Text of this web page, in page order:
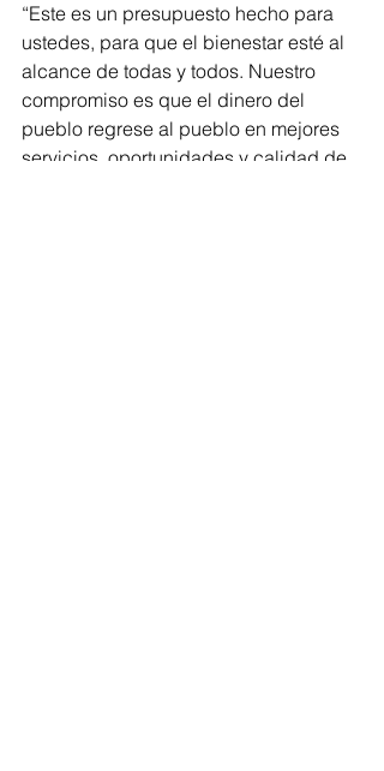
“Este es un presupuesto hecho para
ustedes, para que el bienestar esté al
alcance de todas y todos. Nuestro
compromiso es que el dinero del
pueblo regrese al pueblo en mejores
servicios, oportunidades y calidad de